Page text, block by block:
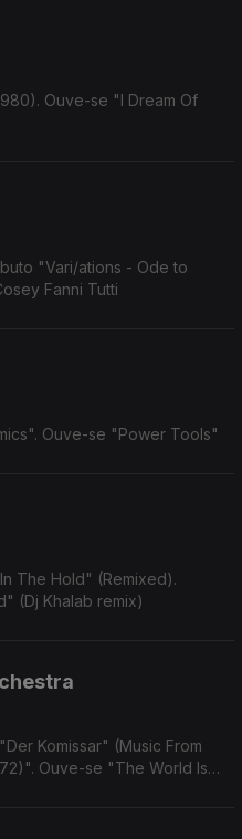
Ouve-se "I Dream Of
"Vari/ations - Ode to
Fanni Tutti
Ouve-se "Power Tools"
The Hold" (Remixed).
(Dj Khalab remix)
Komissar" (Music From
Ouve-se "The World Is